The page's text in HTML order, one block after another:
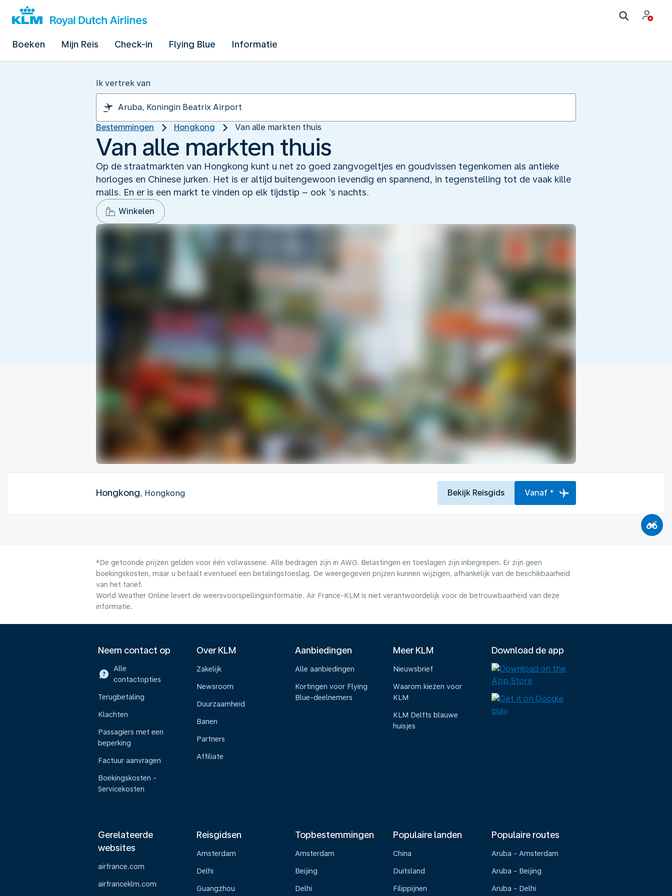
Boeken Mijn Reis Check-in Flying Blue Informatie
Ik vertrek van
Bestemmingen Hongkong Van alle markten thuis
Van alle markten thuis
Op de straatmarkten van Hongkong kunt u net zo goed zangvogeltjes en goudvissen tegenkomen als antieke
horloges en Chinese jurken. Het is er altijd buitengewoon levendig en spannend, in tegenstelling tot de vaak kille
malls. En er is een markt te vinden op elk tijdstip – ook ’s nachts.
Winkelen
Hongkong, Hongkong Bekijk Reisgids Vanaf *
*De getoonde prijzen gelden voor één volwassene. Alle bedragen zijn in AWG. Belastingen en toeslagen zijn inbegrepen. Er zijn geen
boekingskosten, maar u betaalt eventueel een betalingstoeslag. De weergegeven prijzen kunnen wijzigen, afhankelijk van de beschikbaarheid
van het tarief.
World Weather Online levert de weersvoorspellingsinformatie. Air France-KLM is niet verantwoordelijk voor de betrouwbaarheid van deze
informatie.
Neem contact op
Alle
contactopties
Terugbetaling
Klachten
Passagiers met een
beperking
Factuur aanvragen
Boekingskosten -
Servicekosten
Over KLM
Zakelijk
Newsroom
Duurzaamheid
Banen
Partners
Affiliate
Aanbiedingen
Alle aanbiedingen
Kortingen voor Flying
Blue-deelnemers
Meer KLM
Nieuwsbrief
Waarom kiezen voor
KLM
KLM Delfts blauwe
huisjes
Download de app
Gerelateerde
websites
airfrance.com
airfranceklm.com
Reisgidsen
Amsterdam
Delhi
Guangzhou
Topbestemmingen
Amsterdam
Beijing
Delhi
Populaire landen
China
Duitsland
Filippijnen
Populaire routes
Aruba - Amsterdam
Aruba - Beijing
Aruba - Delhi